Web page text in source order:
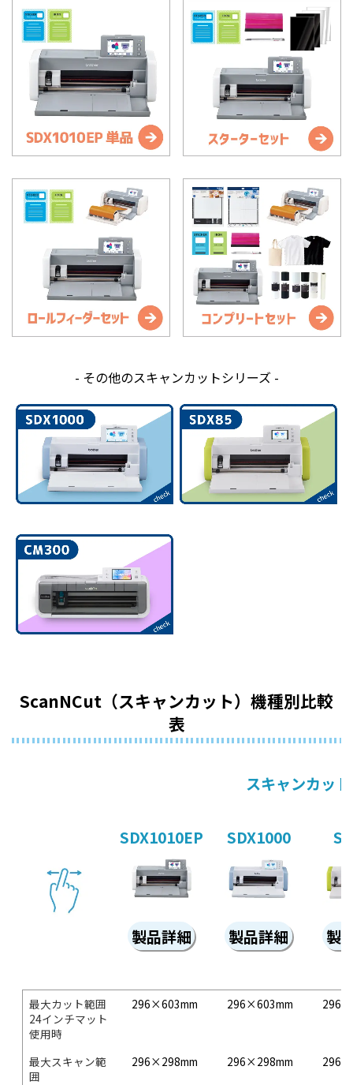
- その他のスキャンカットシリーズ -
ScanNCut（スキャンカット）機種別比較
表
スキャンカッ
SDX1010EP SDX1000
製品詳細 製品詳細 製
最大カット範囲
24インチマット
使用時
296×603mm 296×603mm
最大スキャン範
囲
296×298mm 296×298mm